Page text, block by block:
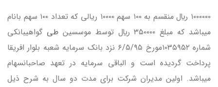
۱۰۰۰۰۰۰ ريال منقسم به ۱۰۰ سهم ۱۰۰۰۰ ريالي كه تعداد ۱۰۰ سهم بانام
ميباشد كه مبلغ ۳۵۰۰۰۰ ريال توسط موسسين
طي گواهيبانكي
شماره ۱۰۳۵۹۵۲مورخ ۶/۵/۹۵ نزد بانک سرمايه شعبه بلوار افريقا
پرداخت گرديده است و الباقي سرمايه در تعهد صاحبانسهام
ميباشد. اولين مديران شركت براي مدت دو سال به شرح ذيل